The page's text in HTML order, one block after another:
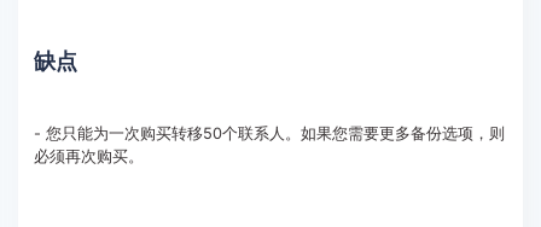
缺点
- 您只能为一次购买转移50个联系人。如果您需要更多备份选项，则
必须再次购买。